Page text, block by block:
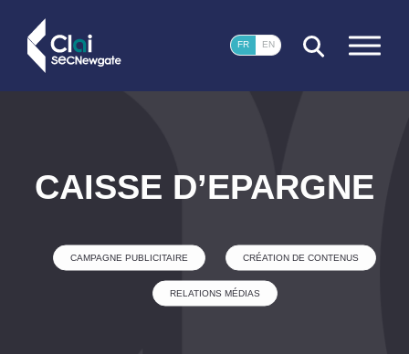
FERMER
FR EN
CAISSE D’EPARGNE
CAMPAGNE PUBLICITAIRE CRÉATION DE CONTENUS
RELATIONS MÉDIAS